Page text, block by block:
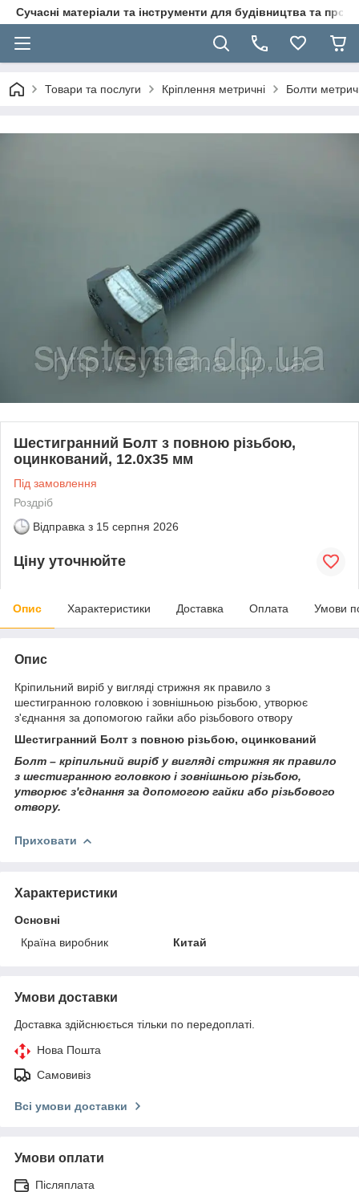
Сучасні матеріали та інструменти для будівництва та
Товари та послуги Кріплення метричні Болти
Шестигранний Болт з повною різьбою,
оцинкований, 12.0х35 мм
Під замовлення
Роздріб
Відправка з 15 серпня 2026
Ціну уточнюйте
Опис Характеристики Доставка Оплата Умови
Опис
Кріпильний виріб у вигляді стрижня як правило з
шестигранною головкою і зовнішньою різьбою, утворює
з'єднання за допомогою гайки або різьбового отвору
Шестигранний Болт з повною різьбою, оцинкований
Болт – кріпильний виріб у вигляді стрижня як правило
з шестигранною головкою і зовнішньою різьбою,
утворює з'єднання за допомогою гайки або різьбового
отвору.
Приховати
Характеристики
Основні
Країна виробник
Китай
Умови доставки
Доставка здійснюється тільки по передоплаті.
Нова Пошта
Самовивіз
Всі умови доставки
Умови оплати
Післяплата